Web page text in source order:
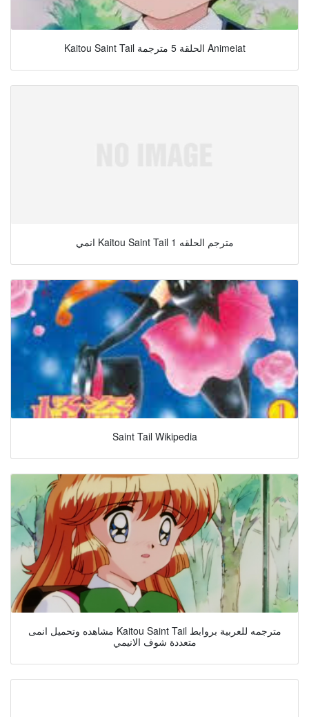
Kaitou Saint Tail الحلقة 5 مترجمة Animeiat
انمي Kaitou Saint Tail مترجم الحلقه 1
Saint Tail Wikipedia
مشاهده وتحميل انمى Kaitou Saint Tail مترجمه للعربية بروابط
متعددة شوف الانيمي